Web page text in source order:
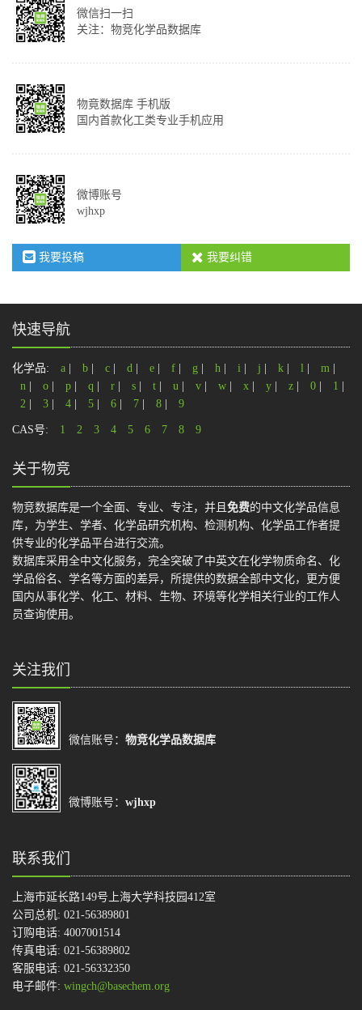
微信扫一扫
关注：物竞化学品数据库
物竟数据库 手机版
国内首款化工类专业手机应用
微博账号
wjhxp
我要投稿 我要纠错
快速导航
化学品: a b c d e f g h i j k l m
n
o p q r s t u v w x y z 0 1
2
3 4 5 6 7 8 9
CAS号: 1 2 3 4 5 6 7 8 9
关于物竞
物竞数据库是一个全面、专业、专注，并且 免费的中文化学品信息
库，为学生、学者、化学品研究机构、检测机构、化学品工作者提
供专业的化学品平台进行交流。
数据库采用全中文化服务，完全突破了中英文在化学物质命名、化
学品俗名、学名等方面的差异，所提供的数据全部中文化，更方便
国内从事化学、化工、材料、生物、环境等化学相关行业的工作人
员查询使用。
关注我们
微信账号： 物竞化学品数据库
微博账号： wjhxp
联系我们
上海市延长路149号上海大学科技园412室
公司总机: 021-56389801
订购电话: 4007001514
传真电话: 021-56389802
客服电话: 021-56332350
电子邮件: wingch@basechem.org